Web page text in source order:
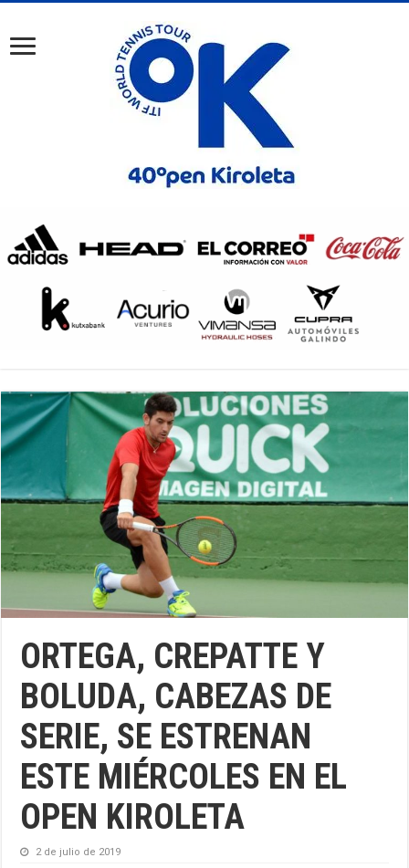
ORTEGA, CREPATTE Y
BOLUDA, CABEZAS DE
SERIE, SE ESTRENAN
ESTE MIÉRCOLES EN EL
OPEN KIROLETA
2 de julio de 2019